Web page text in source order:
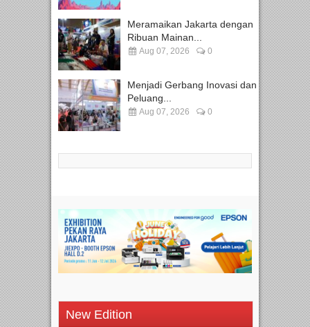
Meramaikan Jakarta dengan
Ribuan Mainan...
Aug 07, 2026 0
Menjadi Gerbang Inovasi dan
Peluang...
Aug 07, 2026 0
New Edition